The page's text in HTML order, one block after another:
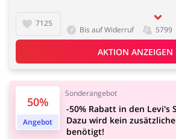
Sport & Hobby
beträgt 60 bis 90 Tage.
7125
Bis auf Widerruf 5799
AKTION ANZEIGEN
50%
Angebot
Sonderangebot
-50% Rabatt in den Levi's
Dazu wird kein
benötigt!